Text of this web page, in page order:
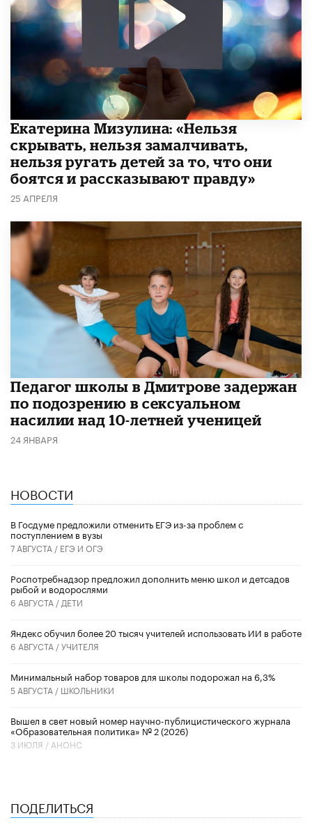
Екатерина Мизулина: «Нельзя
скрывать, нельзя замалчивать,
нельзя ругать детей за то, что они
боятся и рассказывают правду»
25 АПРЕЛЯ
Педагог школы в Дмитрове задержан
по подозрению в сексуальном
насилии над 10-летней ученицей
24 ЯНВАРЯ
НОВОСТИ
В Госдуме предложили отменить ЕГЭ из-за проблем с
поступлением в вузы
7 АВГУСТА / ЕГЭ И ОГЭ
Роспотребнадзор предложил дополнить меню школ и детсадов
рыбой и водорослями
6 АВГУСТА / ДЕТИ
​Яндекс обучил более 20 тысяч учителей использовать ИИ в работе
6 АВГУСТА /УЧИТЕЛЯ
Минимальный набор товаров для школы подорожал на 6,3%
5 АВГУСТА / ШКОЛЬНИКИ
Вышел в свет новый номер научно-публицистического журнала
«Образовательная политика» № 2 (2026)
3 ИЮЛЯ / АНОНС
ПОДЕЛИТЬСЯ